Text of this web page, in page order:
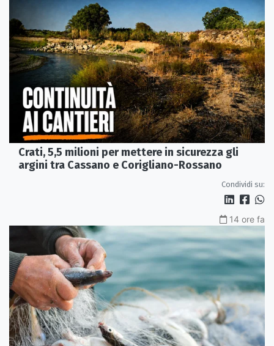
Crati, 5,5 milioni per mettere in sicurezza gli
argini tra Cassano e Corigliano-Rossano
Condividi su:
14 ore fa